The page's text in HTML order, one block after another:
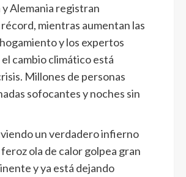
y Alemania registran
mientras aumentan las
y los expertos
cambio climático está
Millones de personas
sofocantes y noches sin
un verdadero infierno
ola de calor golpea gran
y ya está dejando